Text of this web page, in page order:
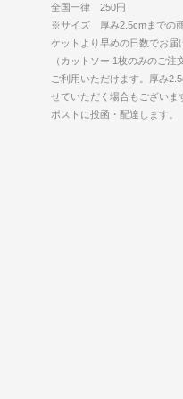
全国一律 250円
※サイズ 厚み2.5cmまでの
ケットより早めの日数でお届
（カットソー 1枚のみのご
ご利用いただけます。厚み
せていただく場合もございま
ポストに投函・配達します。